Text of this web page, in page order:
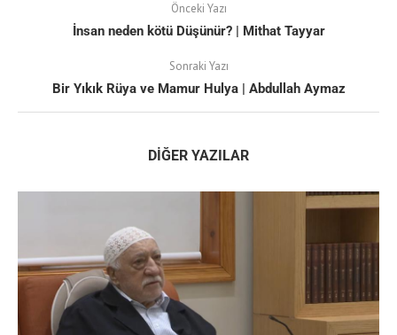
Önceki Yazı
İnsan neden kötü Düşünür? | Mithat Tayyar
Sonraki Yazı
Bir Yıkık Rüya ve Mamur Hulya | Abdullah Aymaz
DIĞER YAZILAR